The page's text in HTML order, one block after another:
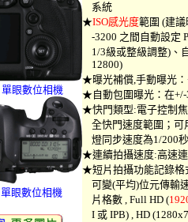
單眼數位相機
單眼數位相機
系統
★ISO感光度範圍 (建
-3200 之間自動設定
1/3級或整級調整)、
12800)
★曝光補償,手動曝光
★自動包圍曝光：在+/-
★快門類型:電子控制
全快門速度範圍；可
燈同步速度為1/200
★連續拍攝速度:高速
★短片拍攝功能記錄格
可變(平均)位元傳輸
片格數 , Full HD (
I 或 IPB) , HD